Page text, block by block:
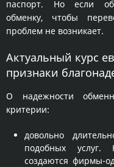
паспорт. Но если
обменку, чтобы
проблем не возникает.
Актуальный курс
признаки
О надежности
критерии:
довольно
подобных
создаются фирмы-